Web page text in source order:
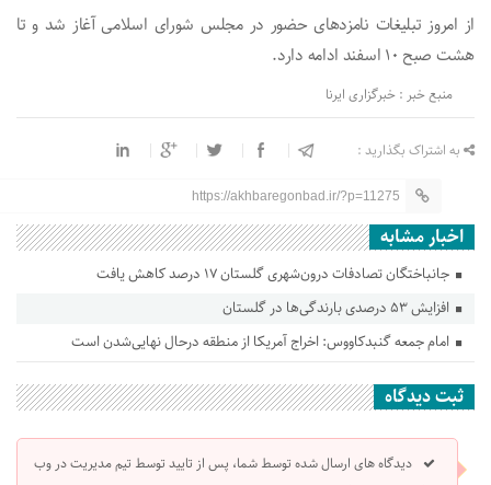
از امروز تبلیغات نامزد‌های حضور در مجلس شورای اسلامی آغاز شد و تا
هشت صبح ۱۰ اسفند ادامه دارد.
منبع خبر : خبرگزاری ایرنا
به اشتراک بگذارید :
https://akhbaregonbad.ir/?p=11275
اخبار مشابه
جانباختگان تصادفات درون‌شهری گلستان ۱۷ درصد کاهش یافت
افزایش ۵۳ درصدی بارندگی‌ها در گلستان
امام جمعه گنبدکاووس: اخراج آمریکا از منطقه درحال نهایی‌شدن است
ثبت دیدگاه
دیدگاه های ارسال شده توسط شما، پس از تایید توسط تیم مدیریت در وب